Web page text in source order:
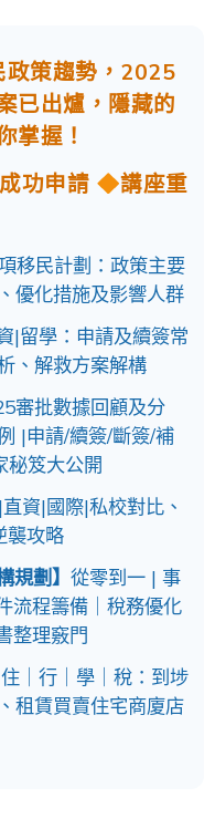
策趨勢，2025
已出爐，隱藏的
掌握！
功申請
講座重
移民計劃：政策主要
優化措施及影響人群
|留學：申請及續簽常
、解救方案解構
審批數據回顧及分
|申請/續簽/斷簽/補
秘笈大公開
資|國際|私校對比、
襲攻略
規劃】 從零到一 | 事
流程籌備｜稅務優化
整理竅門
住｜行｜學｜稅：到埗
租賃買賣住宅商廈店